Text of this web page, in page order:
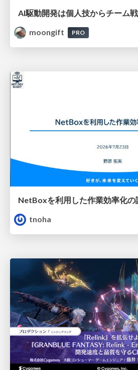
moongift
PRO
tnoha